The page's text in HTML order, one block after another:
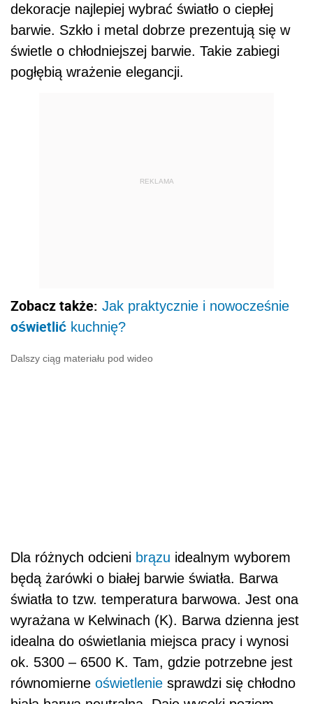
dekoracje najlepiej wybrać światło o ciepłej
barwie. Szkło i metal dobrze prezentują się w
świetle o chłodniejszej barwie. Takie zabiegi
pogłębią wrażenie elegancji.
REKLAMA
Zobacz także: Jak praktycznie i nowocześnie
oświetlić kuchnię?
Dalszy ciąg materiału pod wideo
Dla różnych odcieni brązu idealnym wyborem
będą żarówki o białej barwie światła. Barwa
światła to tzw. temperatura barwowa. Jest ona
wyrażana w Kelwinach (K). Barwa dzienna jest
idealna do oświetlania miejsca pracy i wynosi
ok. 5300 – 6500 K. Tam, gdzie potrzebne jest
równomierne oświetlenie sprawdzi się chłodno